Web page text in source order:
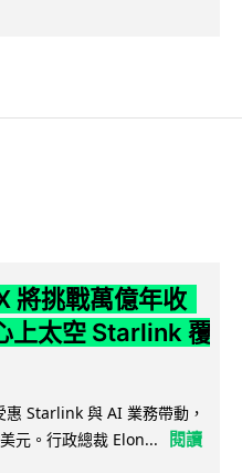
將挑戰萬億年收
上太空 Starlink 覆
Starlink 與 AI 業務帶動，
元。行政總裁 Elon...
閱讀